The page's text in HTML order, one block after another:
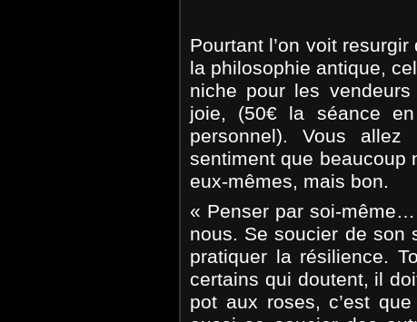
Pourtant l’on voit
la philosophie antique,
niche pour les
joie, (50€ la séance
personnel). Vous
sentiment que beaucoup
eux-mêmes, mais bon.
« Penser par soi-
nous. Se soucier de son
pratiquer la résilience.
certains qui doutent, il
pot aux roses, c’est